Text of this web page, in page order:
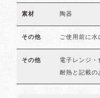
素材 陶器
その他 ご使用前に水
その他 電子レンジ・
耐熱と記載の